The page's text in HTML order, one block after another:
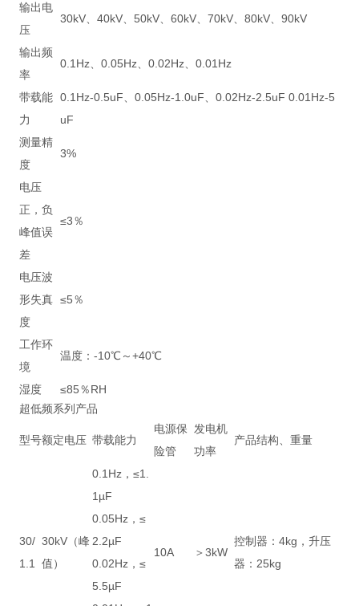
输出电
压
30kV、40kV、50kV、60kV、70kV、80kV、90kV
输出频
率
0.1Hz、0.05Hz、0.02Hz、0.01Hz
带载能
力
0.1Hz-0.5uF、0.05Hz-1.0uF、0.02Hz-2.5uF 0.01Hz-5
uF
测量精
度
3%
电压
正，负
峰值误
差
≤3％
电压波
形失真
度
≤5％
工作环
境
温度：-10℃～+40℃
湿度
≤85％RH
超低频系列产品
型号额定电压 带载能力
电源保
险管
发电机
功率
产品结构、重量
30/
1.1
30kV（峰
值）
0.1Hz，≤1.
1µF
10A ＞3kW
控制器：4kg，升压
器：25kg
0.05Hz，≤
2.2µF
0.02Hz，≤
5.5µF